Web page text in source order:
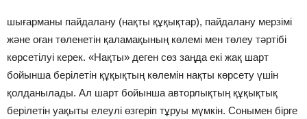
шығарманы пайдалану (нақты құқықтар), пайдалану мерзімі
және оған төленетін қаламақының көлемі мен төлеу тәртібі
көрсетілуі керек. «Нақты» деген сөз заңда екі жақ шарт
бойынша берілетін құқықтың көлемін нақты көрсету үшін
қолданылады. Ал шарт бойынша авторлықтың құқықтық
берілетін уақыты елеулі өзгеріп тұруы мүмкін. Сонымен бірге